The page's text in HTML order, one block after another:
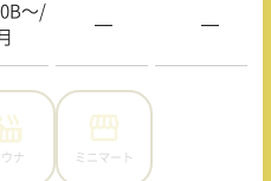
〜/
— —
ウナ ミニマート